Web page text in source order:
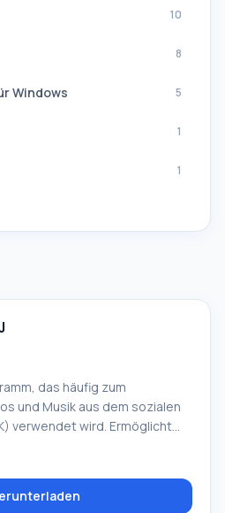
10
8
Windows 5
1
1
das häufig zum
und Musik aus dem sozialen
verwendet wird. Ermöglicht
enthält einen integrierten
Musikdatenbank finden Sie
Geschmack; verschiedene